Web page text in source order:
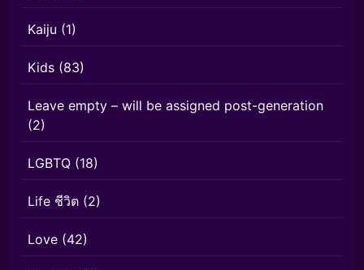
Kaiju (1)
Kids (83)
Leave empty – will be assigned post-generation
(2)
LGBTQ (18)
Life ชีวิต (2)
Love (42)